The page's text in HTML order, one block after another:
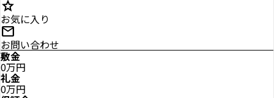
star
お気に入り
mail
お問い合わせ
敷金
0万円
礼金
0万円